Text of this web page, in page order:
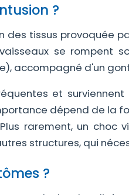
?
des tissus provoquée
se rompent
accompagné d'un
et
dépend de la
rarement, un choc
structures, qui
?